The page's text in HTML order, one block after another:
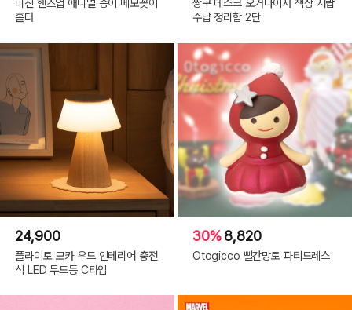
홀더
수납 정리함 2단
24,900
플라이토 모카 우드 인테리어 충전
식 LED 무드등 C타입
30%8,820
Otogicco 빨간망토 파티드레스